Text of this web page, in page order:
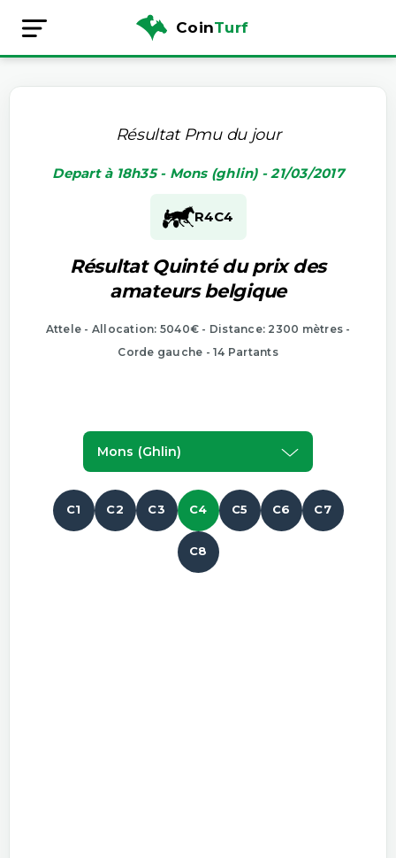
CoinTurf
Résultat Pmu du jour
Depart à 18h35 - Mons (ghlin) - 21/03/2017
R4C4
Résultat Quinté du prix des
amateurs belgique
Attele - Allocation: 5040€ - Distance: 2300 mètres -
Corde gauche - 14 Partants
Mons (ghlin)
C1 C2 C3 C4 C5 C6 C7
C8